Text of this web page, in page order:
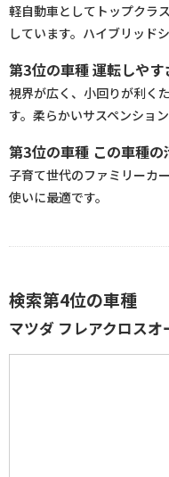
軽自動車としてトップクラ
しています。ハイブリッド
第3位の車種 運転しやす
視界が広く、小回りが利く
す。柔らかいサスペンショ
第3位の車種 この車種の
子育て世代のファミリーカ
使いに最適です。
検索第4位の車種
マツダ フレアクロス